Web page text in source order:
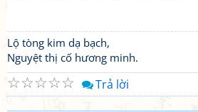
Lộ tòng kim dạ bạch,
Nguyệt thị cố hương minh.
☆
☆
☆
☆
☆ Trả lời